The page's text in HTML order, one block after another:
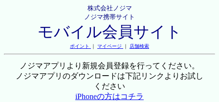
株式会社ノジマ
ノジマ携帯サイト
モバイル会員サイト
ポイント ｜ マイページ ｜ 店舗検索
ノジマアプリより新規会員登録を行ってください。
ノジマアプリのダウンロードは下記リンクよりお試し
ください
iPhoneの方はコチラ